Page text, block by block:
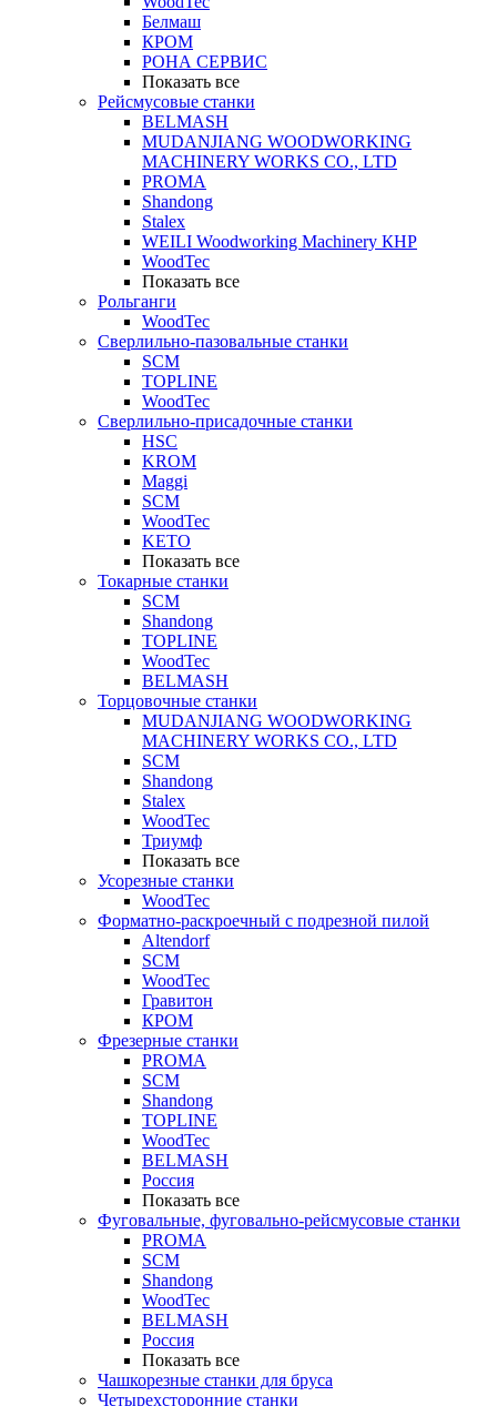
Белмаш
КРОМ
РОНА СЕРВИС
Показать все
Рейсмусовые станки
BELMASH
MUDANJIANG WOODWORKING
MACHINERY WORKS CO., LTD
PROMA
Shandong
Stalex
WEILI Woodworking Machinery КНР
WoodTec
Показать все
Рольганги
WoodTec
Сверлильно-пазовальные станки
SCM
TOPLINE
WoodTec
Сверлильно-присадочные станки
HSC
KROM
Maggi
SCM
WoodTec
KETO
Показать все
Токарные станки
SCM
Shandong
TOPLINE
WoodTec
BELMASH
Торцовочные станки
MUDANJIANG WOODWORKING
MACHINERY WORKS CO., LTD
SCM
Shandong
Stalex
WoodTec
Триумф
Показать все
Усорезные станки
WoodTec
Форматно-раскроечный с подрезной пилой
Altendorf
SCM
WoodTec
Гравитон
КРОМ
Фрезерные станки
PROMA
SCM
Shandong
TOPLINE
WoodTec
BELMASH
Россия
Показать все
Фуговальные, фуговально-рейсмусовые станки
PROMA
SCM
Shandong
WoodTec
BELMASH
Россия
Показать все
Чашкорезные станки для бруса
Четырехсторонние станки